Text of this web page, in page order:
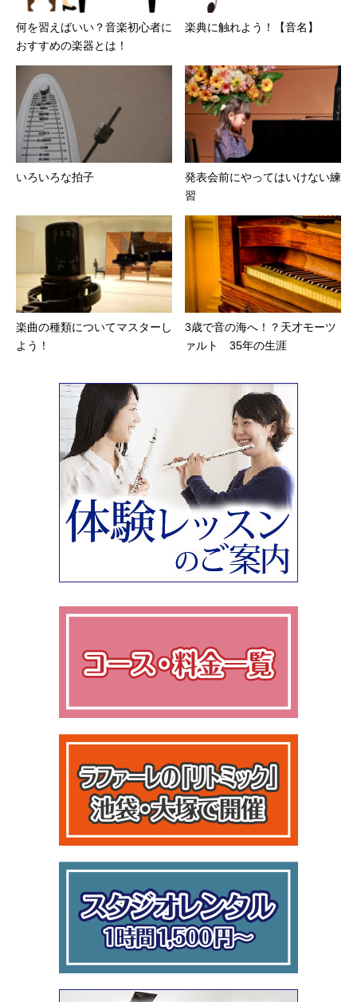
何を習えばいい？音楽初心者に
おすすめの楽器とは！
楽典に触れよう！【音名】
いろいろな拍子
発表会前にやってはいけない練
習
楽曲の種類についてマスターし
よう！
3歳で音の海へ！？天才モーツ
ァルト 35年の生涯